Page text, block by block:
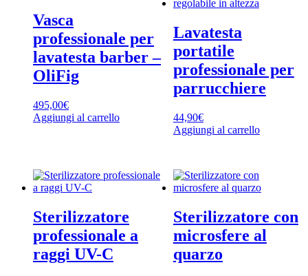
Vasca
professionale per
lavatesta barber –
OliFig
495,00€
Aggiungi al carrello
Lavatesta
portatile
professionale per
parrucchiere
44,90€
Aggiungi al carrello
Sterilizzatore
professionale a
raggi UV-C
Sterilizzatore con
microsfere al
quarzo